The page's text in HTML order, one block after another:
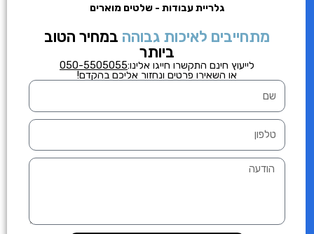
גלריית עבודות - שלטים מוארים
מתחייבים לאיכות גבוההבמחיר הטוב
ביותר
לייעוץ חינם התקשרוחייגו אלינו:050-5505055
או השאירו פרטים ונחזור אליכם בהקדם!